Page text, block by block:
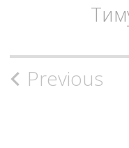
Post
Previous